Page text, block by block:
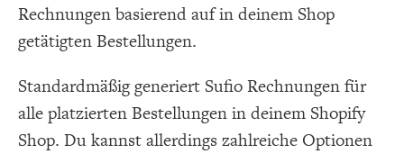
Rechnungen basierend auf in deinem Shop
getätigten Bestellungen.
Standardmäßig generiert Sufio Rechnungen für
alle platzierten Bestellungen in deinem Shopify
Shop. Du kannst allerdings zahlreiche Optionen